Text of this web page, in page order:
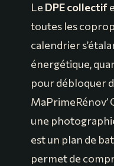
Le DPE collectif
toutes les
calendrier
énergétique,
pour débloquer
MaPrimeRénov’
une
est un plan de
permet de